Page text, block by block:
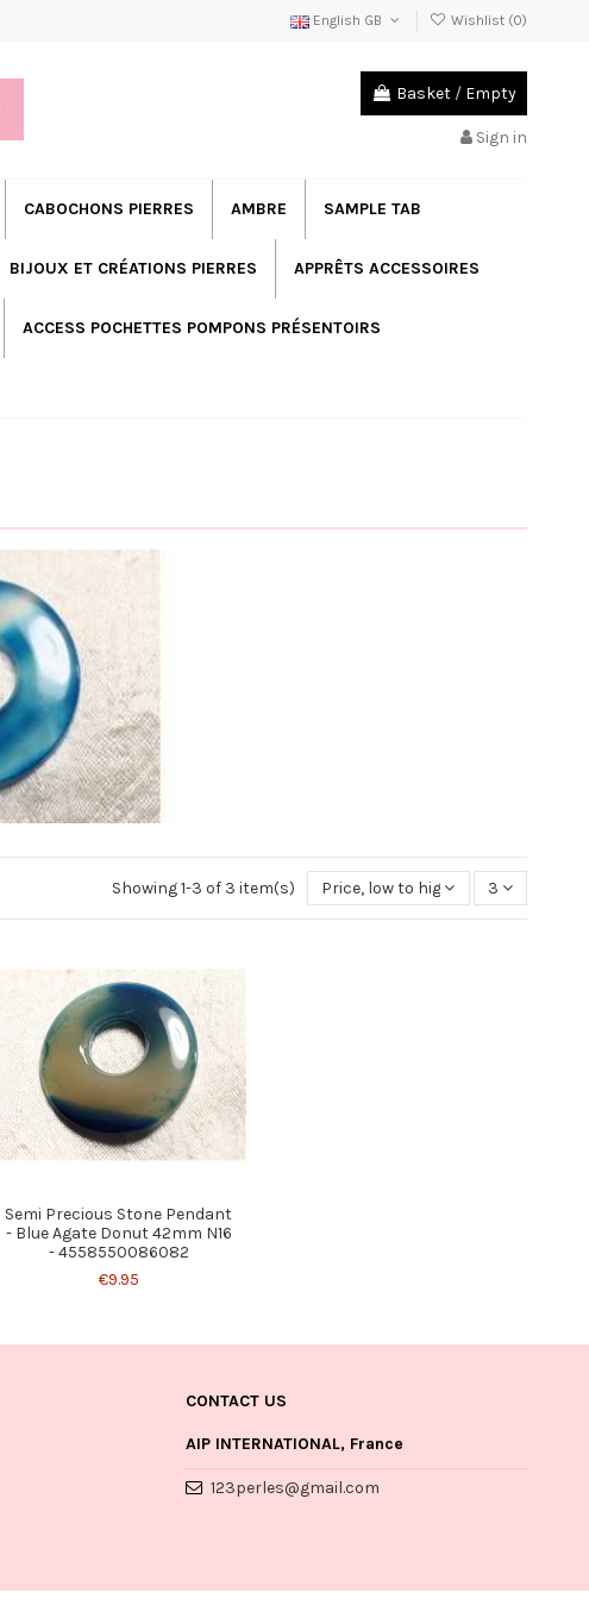
English GB Wishlist (0)
Basket / Empty
Sign in
CABOCHONS PIERRES AMBRE SAMPLE TAB
BIJOUX ET CRÉATIONS PIERRES APPRÊTS ACCESSOIRES
ACCESS POCHETTES POMPONS PRÉSENTOIRS
Showing 1-3 of 3 item(s) Price, low to high 3
Semi Precious Stone Pendant
- Blue Agate Donut 42mm N16
- 4558550086082
€9.95
CONTACT US
AIP INTERNATIONAL, France
123perles@gmail.com